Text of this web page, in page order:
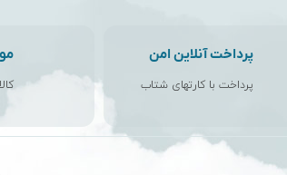
پرداخت آنلاین امن
پرداخت با کارتهای شتاب